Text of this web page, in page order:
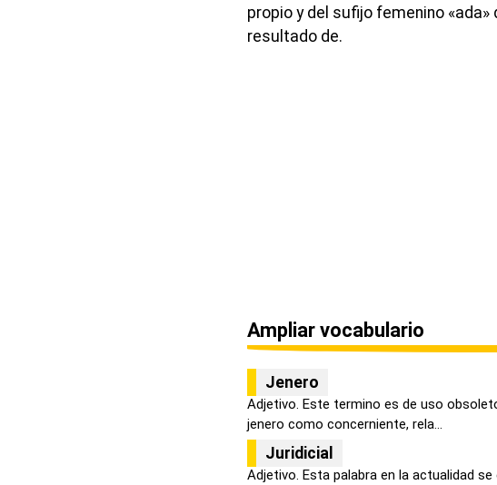
propio y del sufijo femenino «ada»
resultado de.
Ampliar vocabulario
Jenero
Adjetivo. Este termino es de uso
jenero como concerniente, rela...
Juridicial
Adjetivo. Esta palabra en la actualidad